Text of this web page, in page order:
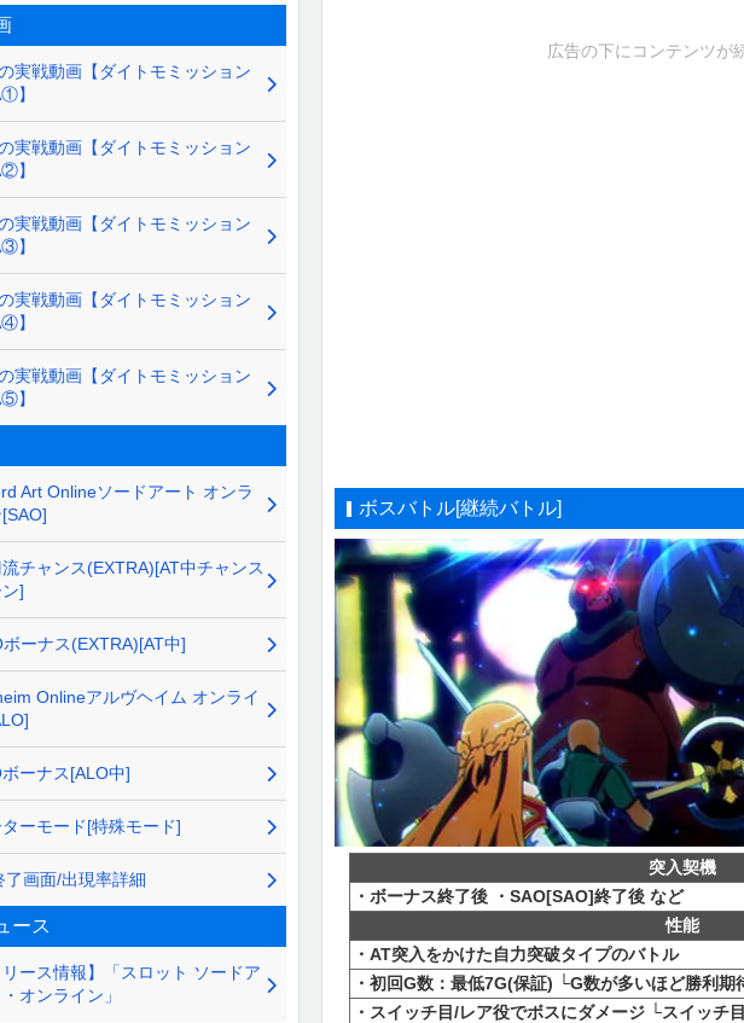
広告の下にコンテンツが
ボスバトル[継続バトル]
突入契機
・ボーナス終了後 ・SAO[SAO]終了後 など
性能
・AT突入をかけた自力突破タイプのバトル
・初回G数：最低7G(保証) └G数が多いほど勝利期
・スイッチ目/レア役でボスにダメージ └スイッチ
実戦動画【ダイトモミッション
】
実戦動画【ダイトモミッション
】
実戦動画【ダイトモミッション
】
実戦動画【ダイトモミッション
】
実戦動画【ダイトモミッション
】
Art Onlineソードアート オンラ
流チャンス(EXTRA)[AT中チャンス
]
ボーナス(EXTRA)[AT中]
Onlineアルヴヘイム オンライ
ーナス[ALO中]
ターモード[特殊モード]
了画面/出現率詳細
ース
リース情報】「スロット ソードア
オンライン」